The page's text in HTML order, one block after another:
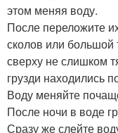
этом меняя воду.
После переложите
сколов или большой
сверху не слишком
грузди находились
Воду меняйте
После ночи в воде
Сразу же слейте